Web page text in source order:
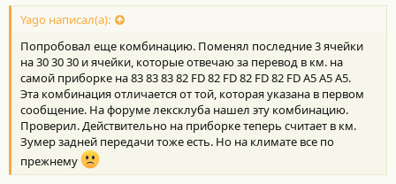
Yago написал(а):
Попробовал еще комбинацию. Поменял последние 3 ячейки
на 30 30 30 и ячейки, которые отвечаю за перевод в км. на
самой приборке на 83 83 83 82 FD 82 FD 82 FD 82 FD A5 A5 A5.
Эта комбинация отличается от той, которая указана в первом
сообщение. На форуме лексклуба нашел эту комбинацию.
Проверил. Действительно на приборке теперь считает в км.
Зумер задней передачи тоже есть. Но на климате все по
прежнему